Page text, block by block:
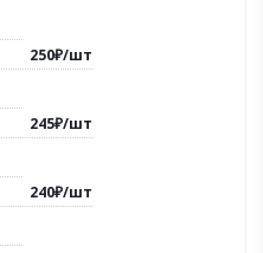
250₽/шт
245₽/шт
240₽/шт